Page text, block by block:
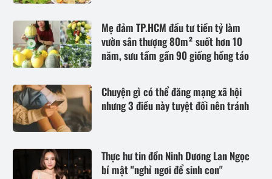
Mẹ đảm TP.HCM đầu tư tiền tỷ làm
vườn sân thượng 80m² suốt hơn 10
năm, sưu tầm gần 90 giống hồng táo
Chuyện gì có thể đăng mạng xã hội
nhưng 3 điều này tuyệt đối nên tránh
Thực hư tin đồn Ninh Dương Lan Ngọc
bí mật "nghỉ ngơi để sinh con"